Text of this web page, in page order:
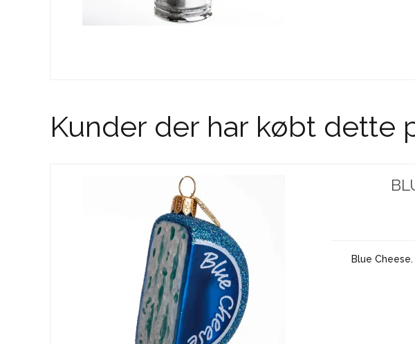
Kunder der har købt dette
Blue